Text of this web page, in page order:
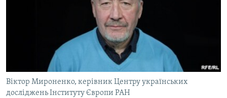
Віктор Мироненко, керівник Центру українських
досліджень Інституту Європи РАН